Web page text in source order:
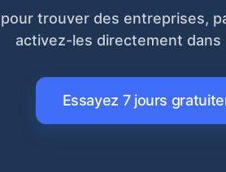
trouver des entreprises,
activez-les directement dans
Essayez 7 jours